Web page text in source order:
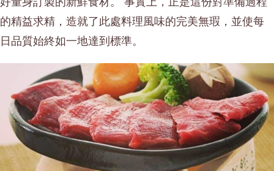
的精益求精，造就了此處料理風味的完美無瑕，並使每
日品質始終如一地達到標準。